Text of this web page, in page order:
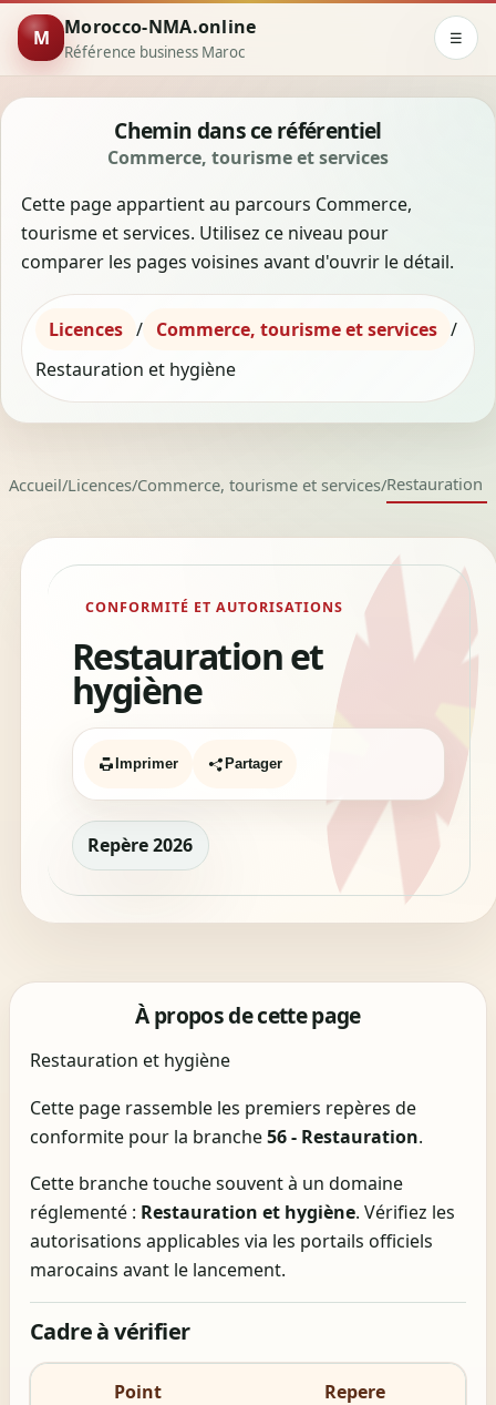
M Morocco-NMA.online
Référence business Maroc
☰
Chemin dans ce référentiel
Commerce, tourisme et services
Cette page appartient au parcours Commerce,
tourisme et services. Utilisez ce niveau pour
comparer les pages voisines avant d'ouvrir le détail.
Licences / Commerce, tourisme et services /
Restauration et hygiène
Accueil/Licences/Commerce, tourisme et services/Restauration
CONFORMITÉ ET AUTORISATIONS
Restauration et
hygiène
Imprimer Partager
Repère 2026
À propos de cette page
Restauration et hygiène
Cette page rassemble les premiers repères de
conformite pour la branche56 - Restauration.
Cette branche touche souvent à un domaine
réglementé : Restauration et hygiène. Vérifiez les
autorisations applicables via les portails officiels
marocains avant le lancement.
Cadre à vérifier
Point Repere